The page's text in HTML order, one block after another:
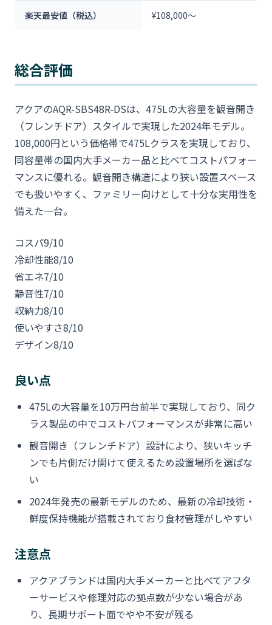
楽天最安値（税込） ¥108,000～
総合評価
アクアのAQR-SBS48R-DSは、475Lの大容量を観音開き
（フレンチドア）スタイルで実現した2024年モデル。
108,000円という価格帯で475Lクラスを実現しており、
同容量帯の国内大手メーカー品と比べてコストパフォー
マンスに優れる。観音開き構造により狭い設置スペース
でも扱いやすく、ファミリー向けとして十分な実用性を
備えた一台。
コスパ9/10
冷却性能8/10
省エネ7/10
静音性7/10
収納力8/10
使いやすさ8/10
デザイン8/10
良い点
475Lの大容量を10万円台前半で実現しており、同ク
ラス製品の中でコストパフォーマンスが非常に高い
観音開き（フレンチドア）設計により、狭いキッチ
ンでも片側だけ開けて使えるため設置場所を選ばな
い
2024年発売の最新モデルのため、最新の冷却技術・
鮮度保持機能が搭載されており食材管理がしやすい
注意点
アクアブランドは国内大手メーカーと比べてアフタ
ーサービスや修理対応の拠点数が少ない場合があ
り、長期サポート面でやや不安が残る